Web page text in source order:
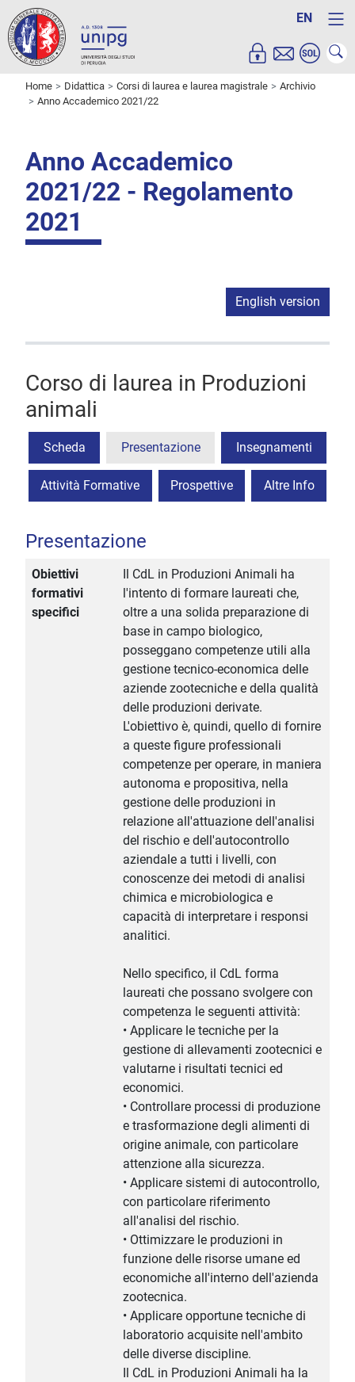
EN
Home Didattica Corsi di laurea e laurea magistrale
Archivio
Anno Accademico 2021/22
Anno Accademico
2021/22 - Regolamento
2021
English version
Corso di laurea in Produzioni
animali
Scheda Presentazione Insegnamenti
Attività Formative Prospettive Altre Info
Presentazione
Obiettivi
formativi
specifici
Il CdL in Produzioni Animali ha
l'intento di formare laureati che,
oltre a una solida preparazione di
base in campo biologico,
posseggano competenze utili alla
gestione tecnico-economica delle
aziende zootecniche e della qualità
delle produzioni derivate.
L'obiettivo è, quindi, quello di fornire
a queste figure professionali
competenze per operare, in maniera
autonoma e propositiva, nella
gestione delle produzioni in
relazione all'attuazione dell'analisi
del rischio e dell'autocontrollo
aziendale a tutti i livelli, con
conoscenze dei metodi di analisi
chimica e microbiologica e
capacità di interpretare i responsi
analitici.
Nello specifico, il CdL forma
laureati che possano svolgere con
competenza le seguenti attività:
• Applicare le tecniche per la
gestione di allevamenti zootecnici e
valutarne i risultati tecnici ed
economici.
• Controllare processi di produzione
e trasformazione degli alimenti di
origine animale, con particolare
attenzione alla sicurezza.
• Applicare sistemi di autocontrollo,
con particolare riferimento
all'analisi del rischio.
• Ottimizzare le produzioni in
funzione delle risorse umane ed
economiche all'interno dell'azienda
zootecnica.
• Applicare opportune tecniche di
laboratorio acquisite nell'ambito
delle diverse discipline.
Il CdL in Produzioni Animali ha la